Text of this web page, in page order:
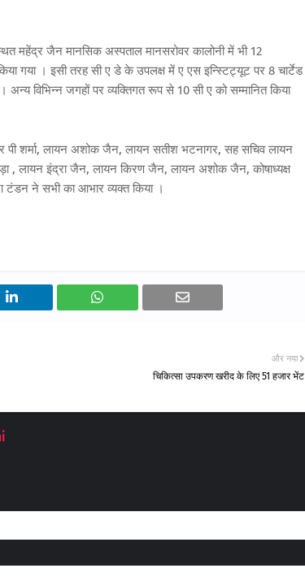
महेंद्र जैन मानसिक अस्पताल मानसरोवर कालोनी में भी 12
गया । इसी तरह सी ए डे के उपलक्ष में ए एस इन्स्टिट्यूट पर 8 चार्टेड
विभिन्न जगहों पर व्यक्तिगत रूप से 10 सी ए को सम्मानित किया
शर्मा, लायन अशोक जैन, लायन सतीश भटनागर, सह सचिव लायन
लायन इंद्रा जैन, लायन किरण जैन, लायन अशोक जैन, कोषाध्यक्ष
टंडन ने सभी का आभार व्यक्त किया ।
और नया
चिकित्सा उपकरण खरीद के लिए 51 हजार भेंट